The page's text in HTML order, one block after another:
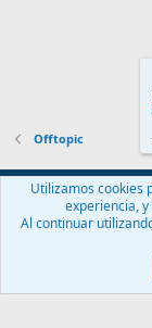
Offtopic
Español (ES)
Contáctanos
Community platform
Utilizamos cookies
experiencia,
Al continuar